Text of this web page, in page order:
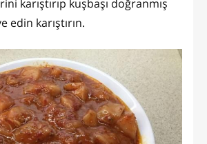
karıştırıp kuşbaşı doğranmış
edin karıştırın.